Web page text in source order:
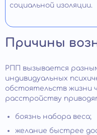
социальной изоляции.
Причины
РПП вызывается
индивидуальных
обстоятельств жизни
расстройству
боязнь набора веса;
желание быстрее